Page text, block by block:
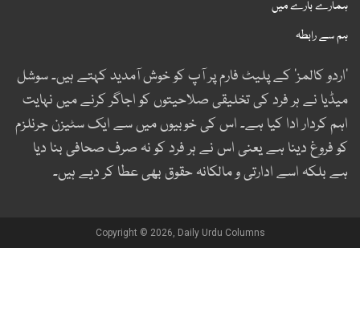
بارے میں
سے رابطہ
کالمز‘ کے پلیٹ فارم پر آپ کو خوش آمدید کہتے ہیں۔ سوشل
نے ہر فرد کی تخلیقی صلاحیتوں کو اجاگر کرنے میں نہایت
کردار ادا کیا ہے۔ اس کی خوبیوں میں سے ایک سٹیزن جرنلزم
فروغ دینا ہے یعنی اس نے ہر فرد کو نہ صرف صحافی بنا دیا
بلکہ اسے ادارتی و مالکانہ حقوق بھی عطا کر دیے ہیں۔
Copyright © 2026, Daily Urdu Columns